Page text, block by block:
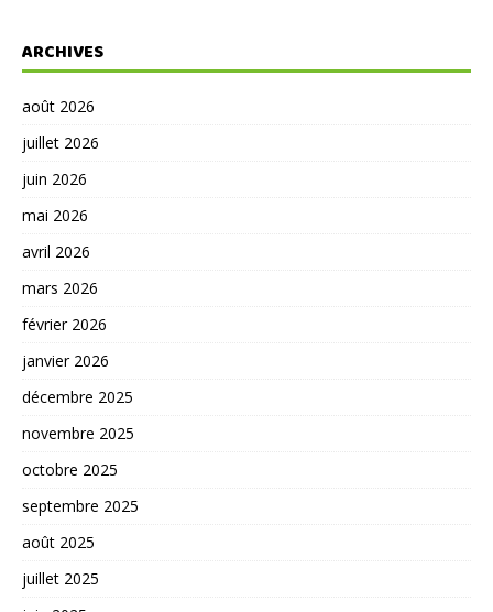
ARCHIVES
août 2026
juillet 2026
juin 2026
mai 2026
avril 2026
mars 2026
février 2026
janvier 2026
décembre 2025
novembre 2025
octobre 2025
septembre 2025
août 2025
juillet 2025